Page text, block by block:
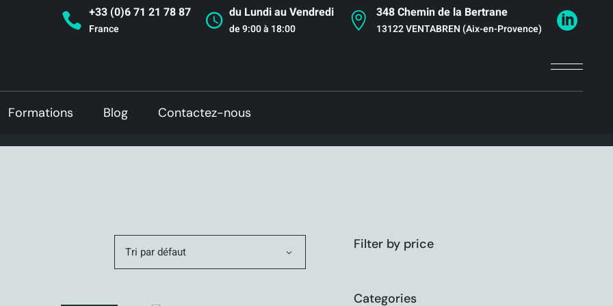
+33 (0)6 71 21 78 87
France
du Lundi au Vendredi
de 9:00 à 18:00
348 Chemin de la Bertrane
13122 VENTABREN (Aix-en-Provence)
Formations Blog Contactez-nous
Tri par défaut Filter by price
Categories